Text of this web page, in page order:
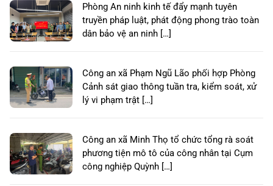
Phòng An ninh kinh tế đẩy mạnh tuyên
truyền pháp luật, phát động phong trào toàn
dân bảo vệ an ninh […]
Công an xã Phạm Ngũ Lão phối hợp Phòng
Cảnh sát giao thông tuần tra, kiểm soát, xử
lý vi phạm trật […]
Công an xã Minh Thọ tổ chức tổng rà soát
phương tiện mô tô của công nhân tại Cụm
công nghiệp Quỳnh […]